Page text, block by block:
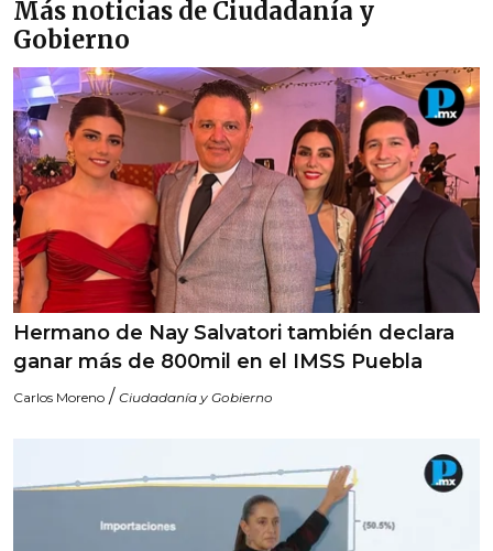
Más noticias de Ciudadanía y
Gobierno
Hermano de Nay Salvatori también declara
ganar más de 800mil en el IMSS Puebla
Carlos Moreno / Ciudadanía y Gobierno